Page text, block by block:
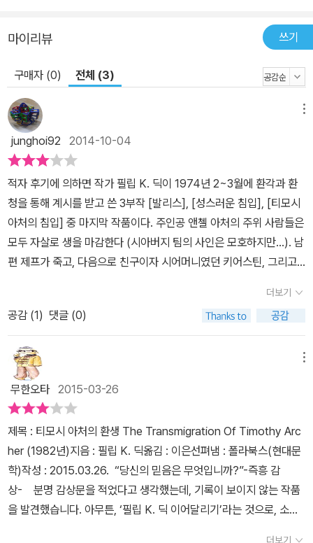
성을 탐구하는 특유의 주제의식 때문에 팬들에게 외면당한 불운한 작
가였다. 하지만 지금 그의 작품은 인간의 정체성에 대한 탐구와 시대
를 초월한 상상력으로 세대를 뛰어넘는 감동을 주고 있다. 미국의 권
위 있는 비영리 출판사인 ‘라이브러리 오브 아메리카’는 미국문학 총
서(마크 트웨인부터 헨리 제임스까지 미국 문학의 거장들의 작품을
수록한 방대한 작가 선집으로 미국문학 작품으로 인정받은 작가만이
그 이름을 올릴 수 있다)에 필립 K. 딕을 올려놓으며 재조명했다. 그
자체로, 그의 작가적 입지가 미국문학에서 얼마나 중대하게 다뤄지고
있는지 알 수 있다. 이는 그의 작품이 장르라는 이름으로만 한정지을
수 없음을 의미한다. 세계적으로 저명한 필립 K. 딕 전문가인 조나단
레섬이 편집한 이 장편소설 선집에는 휴고상 수상작인 『높은 성의 사
내』와 존 켐벨 기념상 수상작인 『흘러라 내 눈물, 하고 경관은 말했
다』 , 그리고 말년의 걸작인 『발리스』 3부작 등 총 12편의 장편소설이
이 걸작선은 국내에서 SF 거장의 작품을 체계적으로 소개하는 기념
마이리뷰 쓰기
구매자 (0) 전체 (3)
junghoi92 2014-10-04
적자 후기에 의하면 작가 필립 K. 딕이 1974년 2~3월에 환각과 환
청을 통해 계시를 받고 쓴 3부작 [발리스], [성스러운 침입], [티모시
아처의 침입] 중 마지막 작품이다. 주인공 앤첼 아처의 주위 사람들은
모두 자살로 생을 마감한다 (시아버지 팀의 사인은 모호하지만...). 남
편 제프가 죽고, 다음으로 친구이자 시어머니였던 키어스틴, 그리고
에서 객사한다. 키어스틴의 아들 빌은 정신분열증 환자로 병원을 내
집처럼 들락날락 하는데 종국에는 자신이 부활한 팀이라고 자처한다.
빌은 육체적으로는 살아 있지만 정신적으로는 삶과 죽음을 왔다갔다
하는 인물이라고 볼 수 있을 것이다. 그래도 작가의 3부작 중 [티모시
아처의 침입이] 가장 정상적으로 읽힌다. 하지만 정상적이다라는 의
미는 평범하다는 뜻에 다름 아니다. 인물은 평면적이고 신과 인간의
종교적 해석은 의미 없고 장황스럽다. 필립 K. 딕 걸작선 12권 중 8
권을 읽었지만 [높은 성의 아내]말고는 딱 느낌이 오는 작품이 없다.
이 전집은 서재에 딱 자리 잡고 있는 폼이 인테리어 소품으로는 손색
이 없지만 내 교양(?)을 돋보이게 하는 악세사리로는 좀 부족한 느낌
이다. 그래도 다 읽으면 마음이 뿌듯할 것 같다. 아니 밀린 방학 숙제
- 특히 일기장 - 를 다 끝낸 것처럼 후련할 것 같다. 그래야 다음 책을
더보기
공감 (1) 댓글 (0)
무한오타2015-03-26
제목 : 티모시 아처의 환생 The Transmigration Of Timothy Arc
her (1982년)지음 : 필립 K. 딕옮김 : 이은선펴냄 : 폴라북스(현대문
학)작성 : 2015.03.26. “당신의 믿음은 무엇입니까?”-즉흥 감
상- 분명 감상문을 적었다고 생각했는데, 기록이 보이지 않는 작품
을 발견했습니다. 아무튼, ‘필립 K. 딕 이어달리기’라는 것으로, 소개
더보기